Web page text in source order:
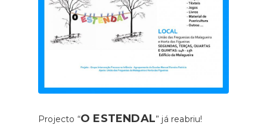
Projecto “O ESTENDAL” já reabriu!